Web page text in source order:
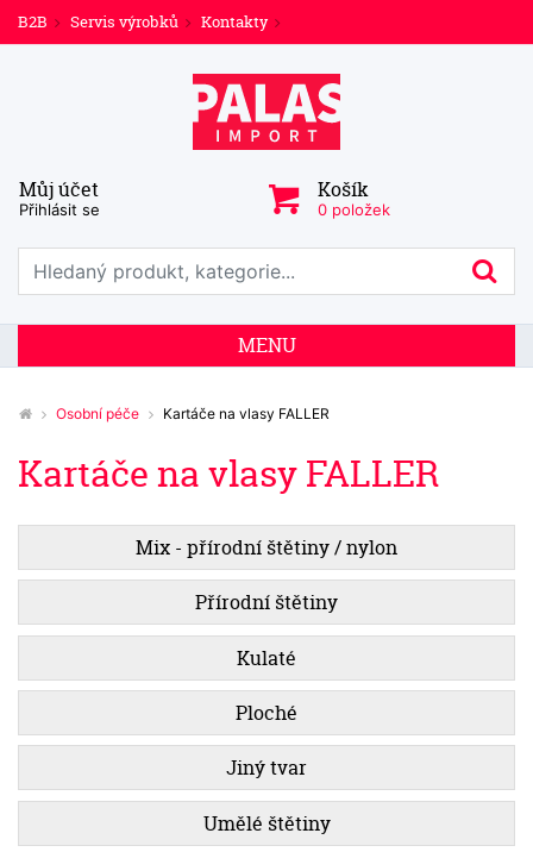
B2B Servis výrobků Kontakty
Můj účet
Přihlásit se
Košík
0 položek
Prohledat web
MENU
Osobní péče Kartáče na vlasy FALLER
Kartáče na vlasy FALLER
Mix - přírodní štětiny / nylon
Přírodní štětiny
Kulaté
Ploché
Jiný tvar
Umělé štětiny